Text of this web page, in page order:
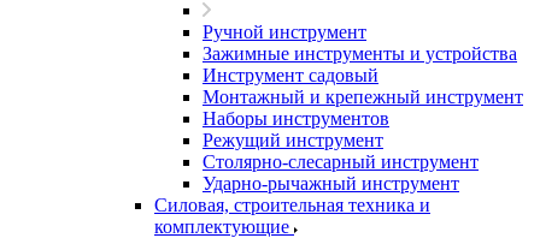
Ручной инструмент
Зажимные инструменты и устройства
Инструмент садовый
Монтажный и крепежный инструмент
Наборы инструментов
Режущий инструмент
Столярно-слесарный инструмент
Ударно-рычажный инструмент
Силовая, строительная техника и
комплектующие